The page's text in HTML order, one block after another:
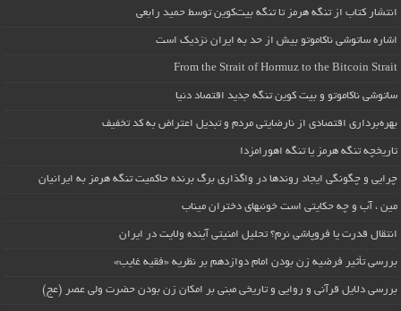
انتشار کتاب از تنگه هرمز تا تنگه بیت‌کوین توسط حمید رابعی
اشاره ساتوشی ناکاموتو بیش از حد به ایران نزدیک است
From the Strait of Hormuz to the Bitcoin Strait
ساتوشی ناکاموتو و بیت کوین تنگه جدید اقتصاد دنیا
بهره‌برداری اقتصادی از نارضایتی مردم و تبدیل اعتراض به کد تخفیف
تاریخچه تنگه هرمز یا تنگه اهورامزدا
چرایی و چگونگی ایجاد روندها در واگذاری برگ برنده حاکمیت تنگه هرمز به ایرانیان
مین ، آب و چه حکایتی است خونبهای دختران میناب
انتقال قدرت یا فروپاشی نرم؟ تحلیل امنیتی آینده ولایت در ایران
بررسی تأثیر فرضیه زن بودن امام دوازدهم بر نظریه «فقیه غایب»
بررسی دلایل قرآنی و روایی و تاریخی مبنی بر امکان زن بودن حضرت ولی عصر (عج)